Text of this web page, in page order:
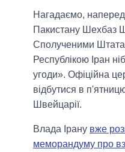
Нагадаємо,
Пакистану Шехбаз
Сполученими
Республікою Іран
угоди». Офіційна
відбутися в
Швейцарії.
Влада Ірану вже
меморандуму про